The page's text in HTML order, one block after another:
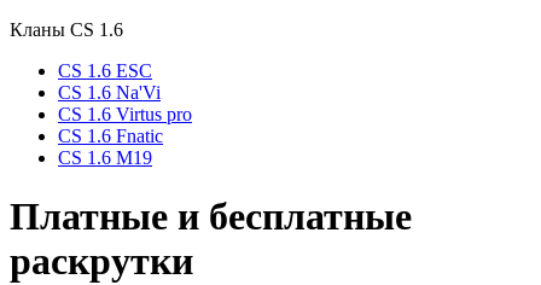
Кланы СS 1.6
CS 1.6 ESC
CS 1.6 Na'Vi
CS 1.6 Virtus pro
CS 1.6 Fnatic
CS 1.6 M19
Платные и бесплатные
раскрутки